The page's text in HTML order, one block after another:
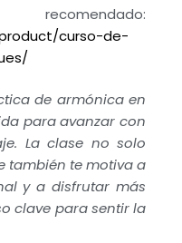
curso-de-
de armónica en
para avanzar con
La clase no solo
también te motiva a
y a disfrutar más
clave para sentir la